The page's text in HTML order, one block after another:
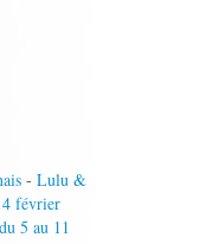
- Lulu &
février
5 au 11